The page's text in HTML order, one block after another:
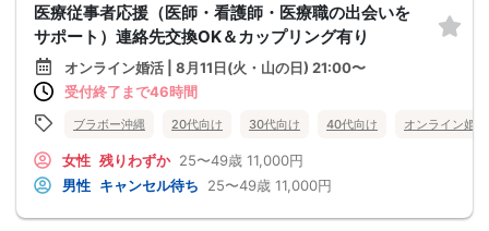
医療従事者応援（医師・看護師・医療職の出会いを
サポート）連絡先交換OK＆カップリング有り
オンライン婚活 | 8月11日(火・山の日) 21:00〜
受付終了まで46時間
ブラボー沖縄 20代向け 30代向け 40代向け オンライン婚活
女性 残りわずか 25〜49歳 11,000円
男性 キャンセル待ち 25〜49歳 11,000円